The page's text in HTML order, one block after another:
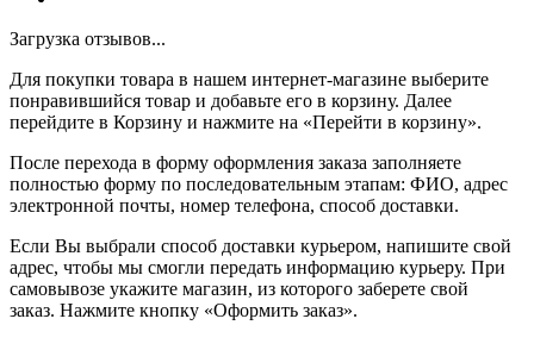
Загрузка отзывов...
Для покупки товара в нашем интернет-магазине выберите
понравившийся товар и добавьте его в корзину. Далее
перейдите в Корзину и нажмите на «Перейти в корзину».
После перехода в форму оформления заказа заполняете
полностью форму по последовательным этапам: ФИО, адрес
электронной почты, номер телефона, способ доставки.
Если Вы выбрали способ доставки курьером, напишите свой
адрес, чтобы мы смогли передать информацию курьеру. При
самовывозе укажите магазин, из которого заберете свой
заказ. Нажмите кнопку «Оформить заказ».